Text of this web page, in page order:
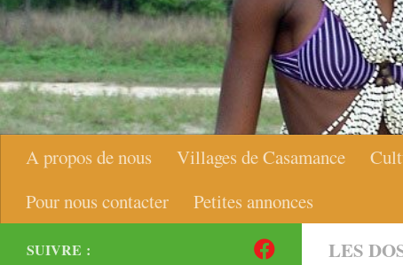
A propos de nous Villages de Casamance
Pour nous contacter
Petites annonces
LES
SUIVRE :